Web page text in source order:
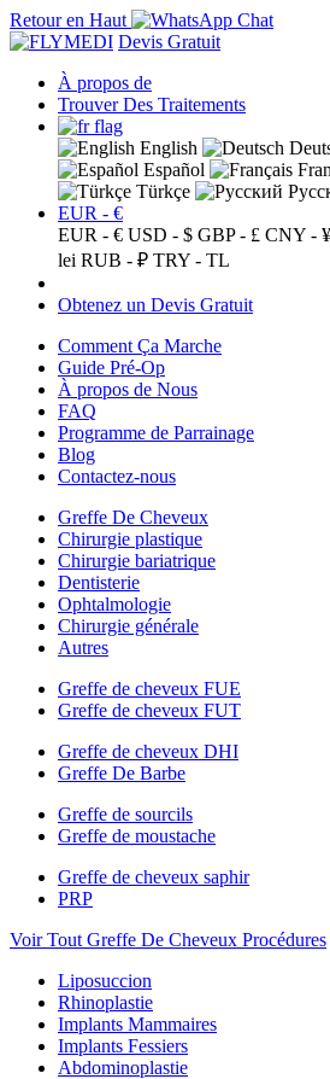
Retour en Haut
Devis Gratuit
À propos de
Trouver Des Traitements
English
Español
Türkçe
EUR - €
EUR - € USD - $ GBP - £ CNY - ¥
lei RUB - ₽ TRY - TL
Obtenez un Devis Gratuit
Comment Ça Marche
Guide Pré-Op
À propos de Nous
FAQ
Programme de Parrainage
Blog
Contactez-nous
Greffe De Cheveux
Chirurgie plastique
Chirurgie bariatrique
Dentisterie
Ophtalmologie
Chirurgie générale
Autres
Greffe de cheveux FUE
Greffe de cheveux FUT
Greffe de cheveux DHI
Greffe De Barbe
Greffe de sourcils
Greffe de moustache
Greffe de cheveux saphir
PRP
Voir Tout Greffe De Cheveux Procédures
Liposuccion
Rhinoplastie
Implants Mammaires
Implants Fessiers
Abdominoplastie